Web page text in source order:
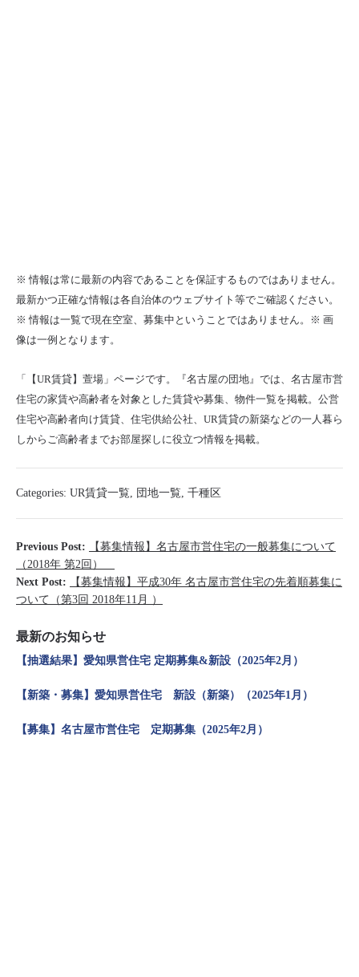
※ 情報は常に最新の内容であることを保証するものではありません。
最新かつ正確な情報は各自治体のウェブサイト等でご確認ください。
※ 情報は一覧で現在空室、募集中ということではありません。※ 画
像は一例となります。
「【UR賃貸】萱場」ページです。『名古屋の団地』では、名古屋市営
住宅の家賃や高齢者を対象とした賃貸や募集、物件一覧を掲載。公営
住宅や高齢者向け賃貸、住宅供給公社、UR賃貸の新築などの一人暮ら
しからご高齢者までお部屋探しに役立つ情報を掲載。
Categories: UR賃貸一覧, 団地一覧, 千種区
Previous Post:
【募集情報】名古屋市営住宅の一般募集について
（2018年 第2回）
Next Post:
【募集情報】平成30年 名古屋市営住宅の先着順募集に
ついて（第3回 2018年11月 ）
最新のお知らせ
【抽選結果】愛知県営住宅 定期募集&新設（2025年2月）
【新築・募集】愛知県営住宅 新設（新築）（2025年1月）
【募集】名古屋市営住宅 定期募集（2025年2月）